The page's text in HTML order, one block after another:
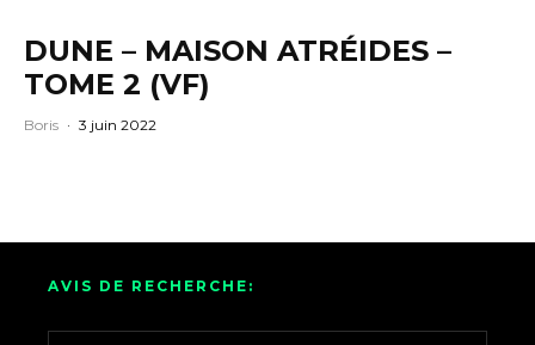
DUNE – MAISON ATRÉIDES –
TOME 2 (VF)
Boris · 3 juin 2022
AVIS DE RECHERCHE: